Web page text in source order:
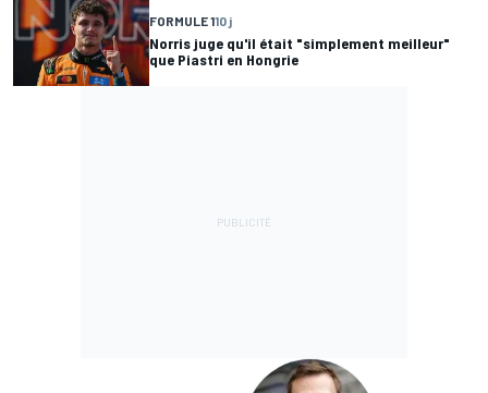
FORMULE 110 j
Norris juge qu'il était "simplement meilleur"
que Piastri en Hongrie